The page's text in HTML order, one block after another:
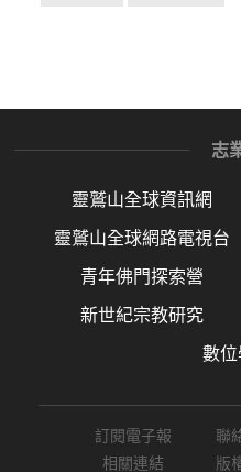
志
靈鷲山全球資訊網
靈鷲山全球網路電視台
青年佛門探索營
新世紀宗教研究
數位
訂閱電子報 聯
相關連結
版